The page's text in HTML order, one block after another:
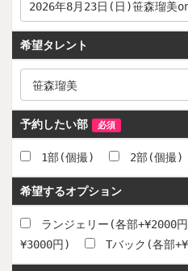
希望タレント
予約したい部 必須
1部(個撮) 2部(個撮)
希望するオプション
ランジェリー(各部+¥2000
¥3000円)
Tバック(各部